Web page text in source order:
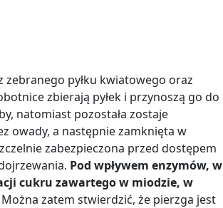
zebranego pyłku kwiatowego oraz
zbierają pyłek i przynoszą go do
natomiast pozostała zostaje
owady, a następnie zamknięta w
zabezpieczona przed dostępem
Pod wpływem enzymów, w
cukru zawartego w miodzie, w
Można zatem stwierdzić, że pierzga jest